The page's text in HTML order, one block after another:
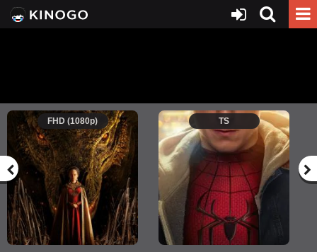
FHD (1080p) TS